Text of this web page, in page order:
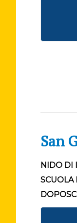
San
NIDO DI
SCUOLA